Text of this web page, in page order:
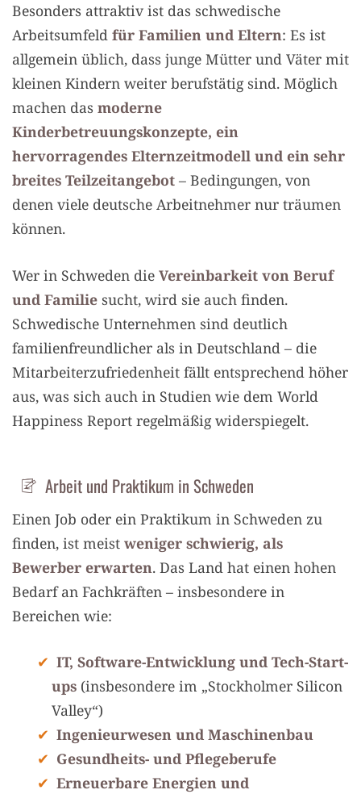
Besonders attraktiv ist das schwedische
Arbeitsumfeld für Familien und Eltern: Es ist
allgemein üblich, dass junge Mütter und Väter mit
kleinen Kindern weiter berufstätig sind. Möglich
machen das moderne
Kinderbetreuungskonzepte, ein
hervorragendes Elternzeitmodell und ein sehr
breites Teilzeitangebot – Bedingungen, von
denen viele deutsche Arbeitnehmer nur träumen
können.
Wer in Schweden die Vereinbarkeit von Beruf
und Familie sucht, wird sie auch finden.
Schwedische Unternehmen sind deutlich
familienfreundlicher als in Deutschland – die
Mitarbeiterzufriedenheit fällt entsprechend höher
aus, was sich auch in Studien wie dem World
Happiness Report regelmäßig widerspiegelt.
Arbeit und Praktikum in Schweden
Einen Job oder ein Praktikum in Schweden zu
finden, ist meist weniger schwierig, als
Bewerber erwarten. Das Land hat einen hohen
Bedarf an Fachkräften – insbesondere in
Bereichen wie:
IT, Software-Entwicklung und Tech-Start-
ups (insbesondere im „Stockholmer Silicon
Valley“)
Ingenieurwesen und Maschinenbau
Gesundheits- und Pflegeberufe
Erneuerbare Energien und